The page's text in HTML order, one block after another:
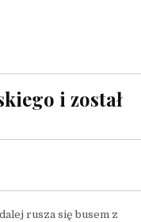
i został
rusza się busem z